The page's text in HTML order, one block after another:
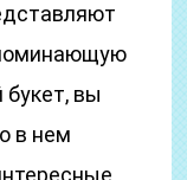
вы
в нем